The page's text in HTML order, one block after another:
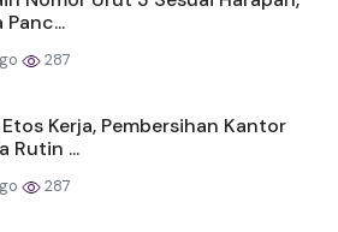
Panc...
287
Kerja, Pembersihan Kantor
Rutin ...
287